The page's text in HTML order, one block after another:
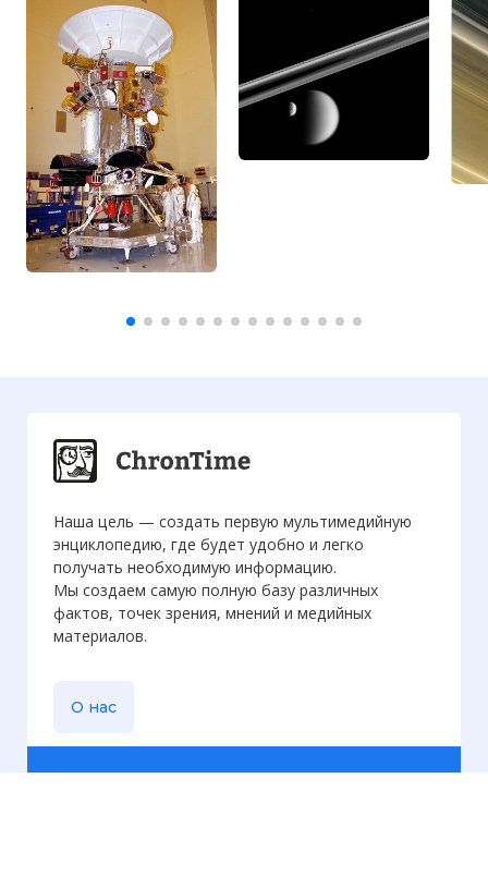
Наша цель — создать первую мультимедийную
энциклопедию, где будет удобно и легко
получать необходимую информацию.
Мы создаем самую полную базу различных
фактов, точек зрения, мнений и медийных
материалов.
О нас